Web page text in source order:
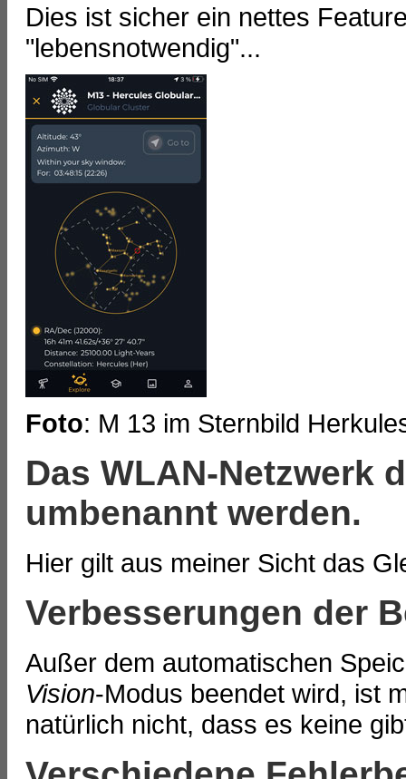
Dies ist sicher ein nettes
"lebensnotwendig"...
Foto: M 13 im Sternbild
Das WLAN-Netzwerk
umbenannt werden.
Hier gilt aus meiner Sicht das
Verbesserungen der
Außer dem automatischen
Vision-Modus beendet wird, ist
natürlich nicht, dass es keine